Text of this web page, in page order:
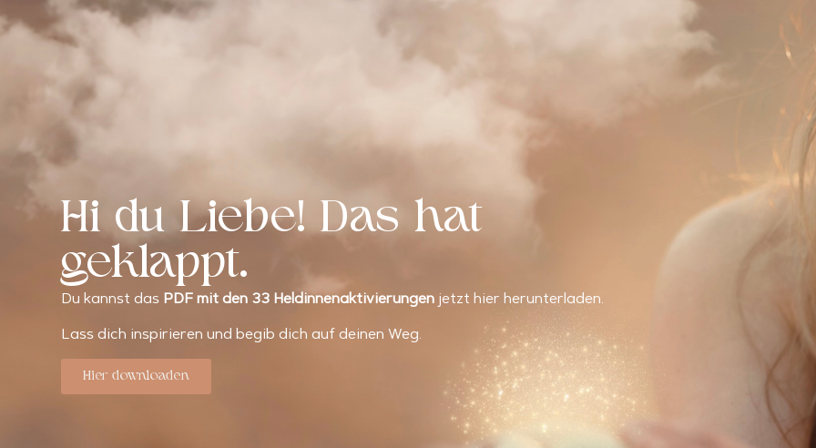
Hi du Liebe! Das hat
geklappt.
Du kannst das PDF mit den 33 Heldinnenaktivierungen jetzt hier herunterladen.
Lass dich inspirieren und begib dich auf deinen Weg.
Hier downloaden